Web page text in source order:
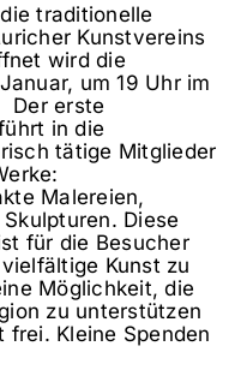
traditionelle
Kunstvereins
wird die
um 19 Uhr im
Der erste
in die
tätige Mitglieder
Malereien,
Diese
für die Besucher
Kunst zu
Möglichkeit, die
zu unterstützen
frei. Kleine Spenden